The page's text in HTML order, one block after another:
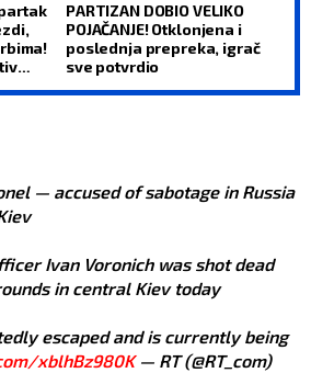
PARTIZAN DOBIO VELIKO
POJAČANJE! Otklonjena i
poslednja prepreka, igrač
sve potvrdio
— accused of sabotage in Russia
Ivan Voronich was shot dead
in central Kiev today
escaped and is currently being
xblhBz980K— RT (@RT_com)